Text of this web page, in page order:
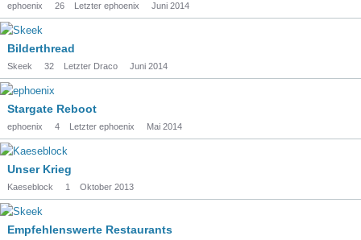
ephoenix 26 Letzter ephoenix Juni 2014
Bilderthread
Skeek 32 Letzter Draco Juni 2014
Stargate Reboot
ephoenix 4 Letzter ephoenix Mai 2014
Unser Krieg
Kaeseblock 1 Oktober 2013
Empfehlenswerte Restaurants